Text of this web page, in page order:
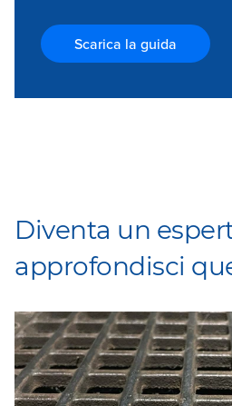
Scarica la guida
Diventa un
approfondisci